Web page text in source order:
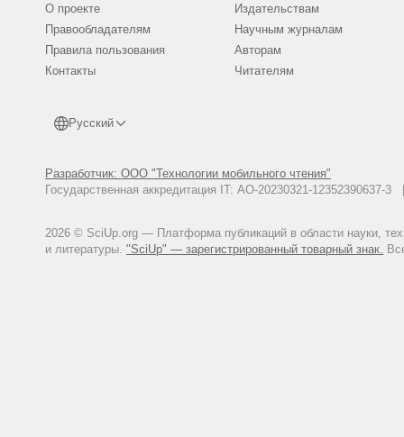
О проекте
Правообладателям
Правила пользования
Контакты
Русский
Разработчик: ООО "Технологии мобильного чтения"
Государственная аккредитация IT: АО-20230321-
2026 © SciUp.org — Платформа публикаций в области науки,
и литературы. "SciUp" — зарегистрированный товарный знак.
Издательствам
Научным журналам
Авторам
Читателям